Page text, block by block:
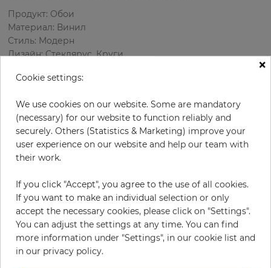
Продукт: Обои
Материал: Винил
Стиль: Модерн
Дизайн: Стеклярус, Круги
Раппорт вертикальный: 64 см
Цвет узора: Синий
86,00 €
19% НДС включительно + Доставка
Цена за м² - 16,15 €
Do you need glue?
−
×
Cookie settings:
We use cookies on our website. Some are mandatory
(necessary) for our website to function reliably and
securely. Others (Statistics & Marketing) improve your
user experience on our website and help our team with
their work.
If you click "Accept", you agree to the use of all cookies.
If you want to make an individual selection or only
accept the necessary cookies, please click on "Settings".
You can adjust the settings at any time. You can find
more information under "Settings", in our cookie list and
in our privacy policy.